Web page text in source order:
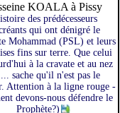
KOALA à Pissy
des prédécesseurs
qui ont dénigré le
Mohammad (PSL) et leurs
fins sur terre. Que celui
à la cravate et au nez
sache qu'il n'est pas le
Attention à la ligne rouge -
devons-nous défendre le
Prophète?)